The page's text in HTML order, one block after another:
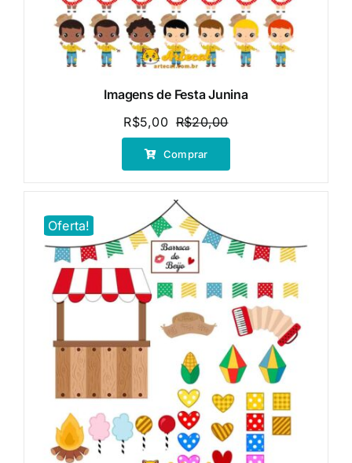
Imagens de Festa Junina
R$20,00O
preço
era:
R$5,00
O
preço
é:
Comprar
Oferta!